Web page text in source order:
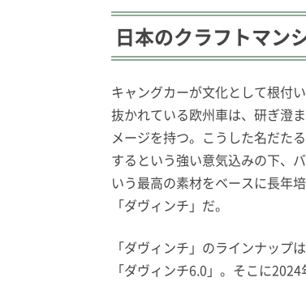
日本のクラフトマン
キャングカーが文化として根付
抜かれている欧州車は、研ぎ澄
メージを持つ。こうした名だた
するという強い意気込みの下、
いう最高の素材をベースに長年
「ダヴィンチ」だ。
「ダヴィンチ」のラインナッ
「ダヴィンチ6.0」。そこに